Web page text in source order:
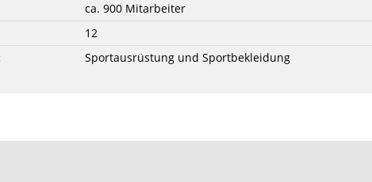
ca. 900 Mitarbeiter
12
Sportausrüstung und Sportbekleidung